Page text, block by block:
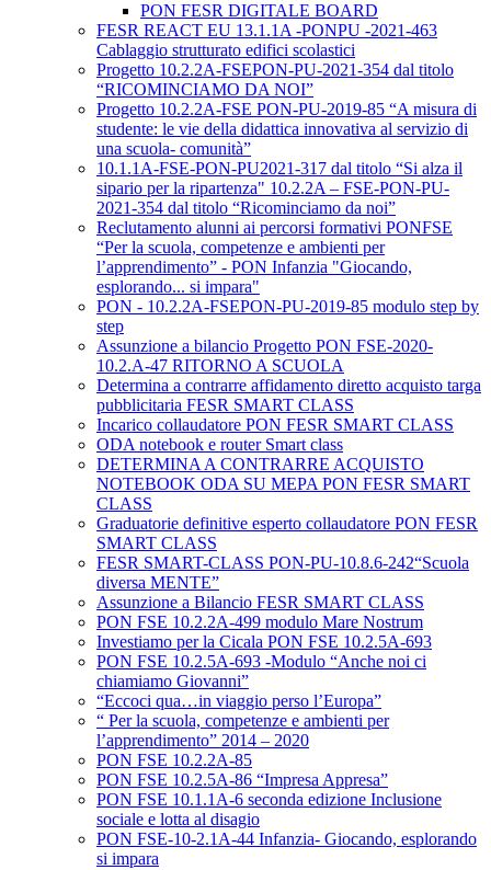
PON FESR DIGITALE BOARD
FESR REACT EU 13.1.1A -PONPU -2021-463
Cablaggio strutturato edifici scolastici
Progetto 10.2.2A-FSEPON-PU-2021-354 dal titolo
“RICOMINCIAMO DA NOI”
Progetto 10.2.2A-FSE PON-PU-2019-85 “A misura di
studente: le vie della didattica innovativa al servizio di
una scuola- comunità”
10.1.1A-FSE-PON-PU2021-317 dal titolo “Si alza il
sipario per la ripartenza" 10.2.2A – FSE-PON-PU-
2021-354 dal titolo “Ricominciamo da noi”
Reclutamento alunni ai percorsi formativi PONFSE
“Per la scuola, competenze e ambienti per
l’apprendimento” - PON Infanzia "Giocando,
esplorando... si impara"
PON - 10.2.2A-FSEPON-PU-2019-85 modulo step by
step
Assunzione a bilancio Progetto PON FSE-2020-
10.2.A-47 RITORNO A SCUOLA
Determina a contrarre affidamento diretto acquisto targa
pubblicitaria FESR SMART CLASS
Incarico collaudatore PON FESR SMART CLASS
ODA notebook e router Smart class
DETERMINA A CONTRARRE ACQUISTO
NOTEBOOK ODA SU MEPA PON FESR SMART
CLASS
Graduatorie definitive esperto collaudatore PON FESR
SMART CLASS
FESR SMART-CLASS PON-PU-10.8.6-242“Scuola
diversa MENTE”
Assunzione a Bilancio FESR SMART CLASS
PON FSE 10.2.2A-499 modulo Mare Nostrum
Investiamo per la Cicala PON FSE 10.2.5A-693
PON FSE 10.2.5A-693 -Modulo “Anche noi ci
chiamiamo Giovanni”
“Eccoci qua…in viaggio perso l’Europa”
“ Per la scuola, competenze e ambienti per
l’apprendimento” 2014 – 2020
PON FSE 10.2.2A-85
PON FSE 10.2.5A-86 “Impresa Appresa”
PON FSE 10.1.1A-6 seconda edizione Inclusione
sociale e lotta al disagio
PON FSE-10-2.1A-44 Infanzia- Giocando, esplorando
si impara